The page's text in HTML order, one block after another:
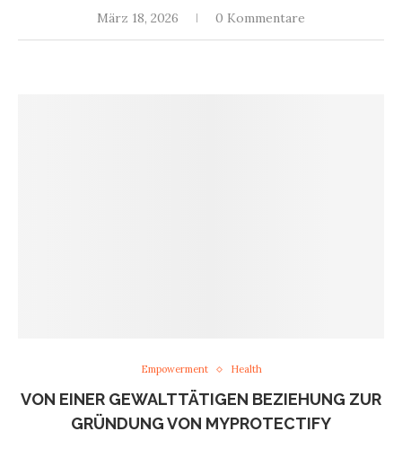
März 18, 2026 0 Kommentare
Empowerment Health
VON EINER GEWALTTÄTIGEN BEZIEHUNG ZUR
GRÜNDUNG VON MYPROTECTIFY